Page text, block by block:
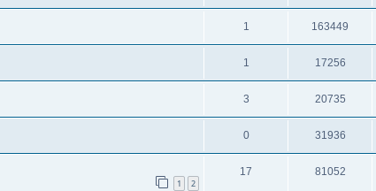
1 163449
1 17256
3 20735
0 31936
1 2
17 81052